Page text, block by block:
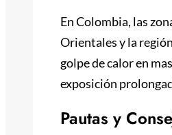
En Colombia, las
Orientales y la
golpe de calor en
exposición
Pautas y